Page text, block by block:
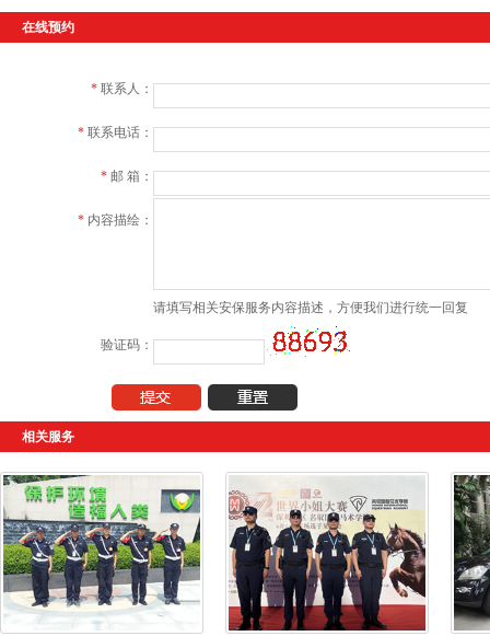
在线预约
* 联系人：
* 联系电话：
* 邮 箱：
* 内容描绘：
请填写相关安保服务内容描述，方便我们进行统一回复
验证码：
相关服务